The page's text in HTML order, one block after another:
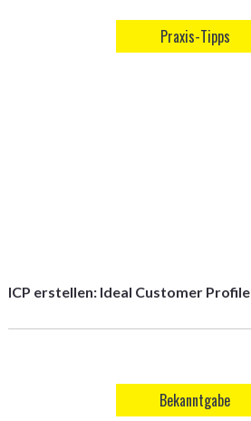
Praxis-Tipps
ICP erstellen: Ideal Customer Profile
Bekanntgabe